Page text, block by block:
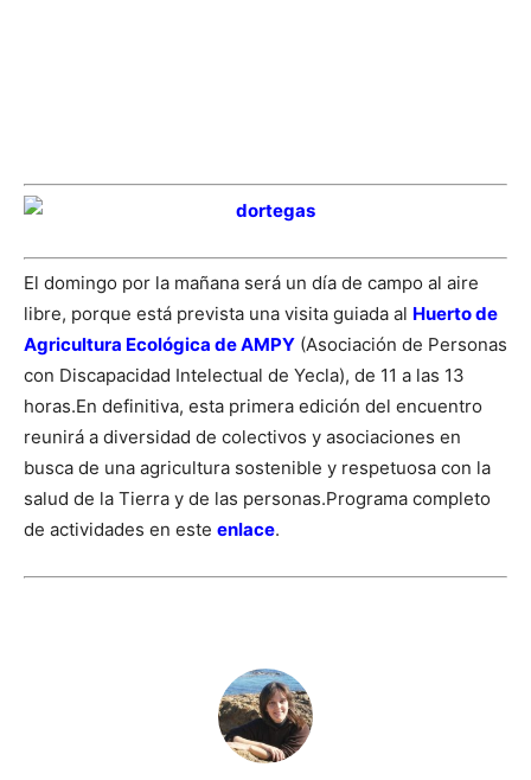
El domingo por la mañana será un día de campo al aire
libre, porque está prevista una visita guiada al Huerto de
Agricultura Ecológica de AMPY (Asociación de Personas
con Discapacidad Intelectual de Yecla), de 11 a las 13
horas.En definitiva, esta primera edición del encuentro
reunirá a diversidad de colectivos y asociaciones en
busca de una agricultura sostenible y respetuosa con la
salud de la Tierra y de las personas.Programa completo
de actividades en este enlace.